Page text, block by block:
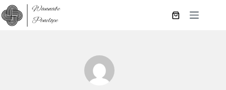
Skip
to
content
Shopping